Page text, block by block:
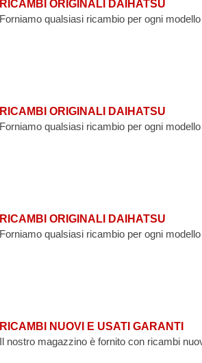
RICAMBI ORIGINALI DAIHATSU
Forniamo qualsiasi ricambio per ogni
RICAMBI ORIGINALI DAIHATSU
Forniamo qualsiasi ricambio per ogni
RICAMBI ORIGINALI DAIHATSU
Forniamo qualsiasi ricambio per ogni
RICAMBI NUOVI E USATI GARANTI
Il nostro magazzino è fornito con ricambi